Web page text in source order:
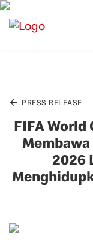
PRESS RELEASE
FIFA World
Membawa
2026